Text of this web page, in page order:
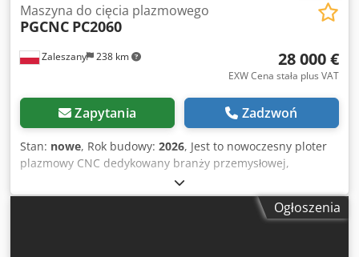
Zaleszany 238 km
Maszyna do cięcia plazmowego
PGCNC PC2060
28 000 €
EXW Cena stała plus VAT
Zapytania Zadzwoń
Stan: nowe, Rok budowy: 2026, Jest to nowoczesny ploter
plazmowy CNC dedykowany branży przemysłowej,
stosowany do cięcia blach oraz profili, przy wykorzystaniu
palnika plazmowego. Cechuje go wytrzymała konstrukcja
zbudowana z najwyższej jakości stali oraz aluminium, duży
Ogłoszenia